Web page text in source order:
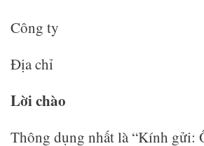
Công ty
Địa chỉ
Lời chào
Thông dụng nhất là “Kính gửi: